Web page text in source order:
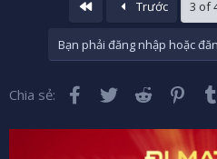
Trước 3 of
Bạn phải đăng nhập hoặc
Chia sẻ: Facebook
Twitter Reddit